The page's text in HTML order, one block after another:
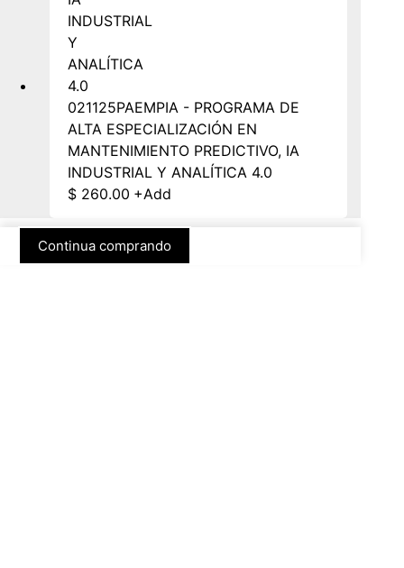
021125PAEMPIA - PROGRAMA DE
ALTA ESPECIALIZACIÓN EN
MANTENIMIENTO PREDICTIVO, IA
INDUSTRIAL Y ANALÍTICA 4.0
$ 260.00 +Add
Continua comprando